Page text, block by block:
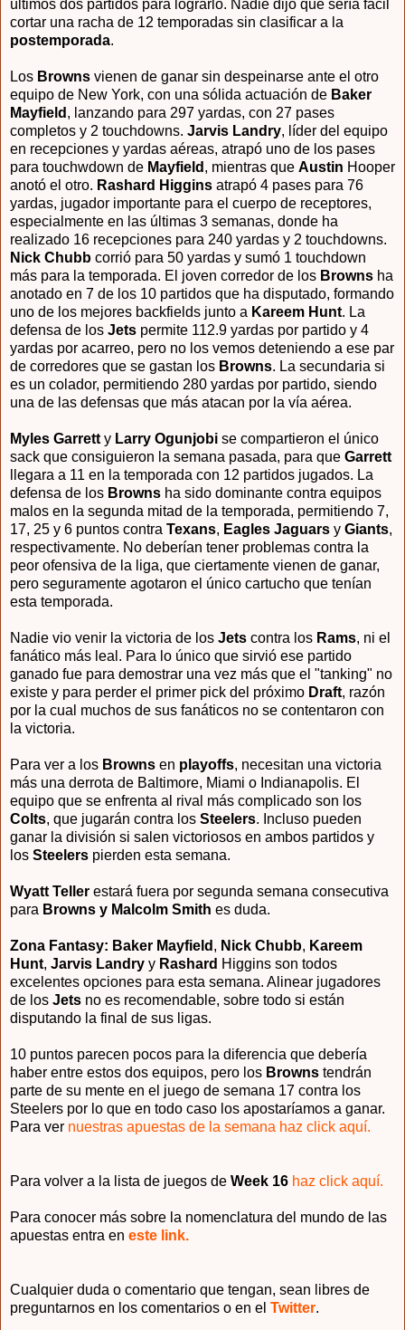
últimos dos partidos para lograrlo. Nadie dijo que sería fácil
cortar una racha de 12 temporadas sin clasificar a la
postemporada.
Los Browns vienen de ganar sin despeinarse ante el otro
equipo de New York, con una sólida actuación de Baker
Mayfield , lanzando para 297 yardas, con 27 pases
completos y 2 touchdowns. Jarvis Landry, líder del equipo
en recepciones y yardas aéreas, atrapó uno de los pases
para touchwdown de Mayfield , mientras que Austin Hooper
anotó el otro. Rashard Higgins atrapó 4 pases para 76
yardas, jugador importante para el cuerpo de receptores,
especialmente en las últimas 3 semanas, donde ha
realizado 16 recepciones para 240 yardas y 2 touchdowns.
Nick Chubb corrió para 50 yardas y sumó 1 touchdown
más para la temporada. El joven corredor de los Browns ha
anotado en 7 de los 10 partidos que ha disputado, formando
uno de los mejores backfields junto a Kareem Hunt. La
defensa de los Jets permite 112.9 yardas por partido y 4
yardas por acarreo, pero no los vemos deteniendo a ese par
de corredores que se gastan los Browns. La secundaria si
es un colador, permitiendo 280 yardas por partido, siendo
una de las defensas que más atacan por la vía aérea.
Myles Garrett y Larry Ogunjobi se compartieron el único
sack que consiguieron la semana pasada, para que Garrett
llegara a 11 en la temporada con 12 partidos jugados. La
defensa de los Browns ha sido dominante contra equipos
malos en la segunda mitad de la temporada, permitiendo 7,
17, 25 y 6 puntos contra Texans, Eagles Jaguars y Giants,
respectivamente. No deberían tener problemas contra la
peor ofensiva de la liga, que ciertamente vienen de ganar,
pero seguramente agotaron el único cartucho que tenían
esta temporada.
Nadie vio venir la victoria de los Jets contra los Rams, ni el
fanático más leal. Para lo único que sirvió ese partido
ganado fue para demostrar una vez más que el "tanking" no
existe y para perder el primer pick del próximo Draft, razón
por la cual muchos de sus fanáticos no se contentaron con
la victoria.
Para ver a los Browns en playoffs, necesitan una victoria
más una derrota de Baltimore, Miami o Indianapolis. El
equipo que se enfrenta al rival más complicado son los
Colts, que jugarán contra los Steelers. Incluso pueden
ganar la división si salen victoriosos en ambos partidos y
los Steelers pierden esta semana.
Wyatt Teller estará fuera por segunda semana consecutiva
para Browns y Malcolm Smith es duda.
Zona Fantasy: Baker Mayfield , Nick Chubb, Kareem
Hunt, Jarvis Landry y Rashard Higgins son todos
excelentes opciones para esta semana. Alinear jugadores
de los Jets no es recomendable, sobre todo si están
disputando la final de sus ligas.
10 puntos parecen pocos para la diferencia que debería
haber entre estos dos equipos, pero los Browns tendrán
parte de su mente en el juego de semana 17 contra los
Steelers por lo que en todo caso los apostaríamos a ganar.
Para ver nuestras apuestas de la semana haz click aquí.
Para volver a la lista de juegos de Week 16 haz click aquí.
Para conocer más sobre la nomenclatura del mundo de las
apuestas entra en este link.
Cualquier duda o comentario que tengan, sean libres de
preguntarnos en los comentarios o en el Twitter.